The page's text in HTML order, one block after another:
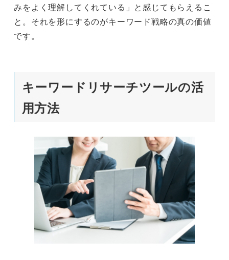
みをよく理解してくれている」と感じてもらえるこ
と。それを形にするのがキーワード戦略の真の価値
です。
キーワードリサーチツールの活
用方法